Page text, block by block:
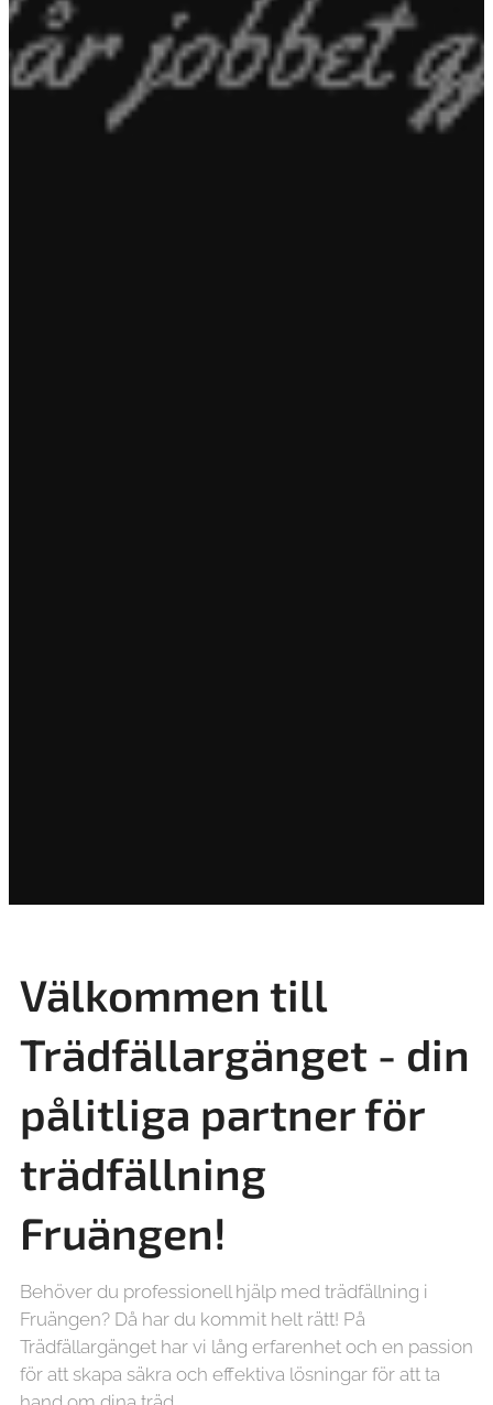
Välkommen till
Trädfällargänget - din
pålitliga partner för
trädfällning
Fruängen!
Behöver du professionell hjälp med trädfällning i
Fruängen? Då har du kommit helt rätt! På
Trädfällargänget har vi lång erfarenhet och en passion
för att skapa säkra och effektiva lösningar för att ta